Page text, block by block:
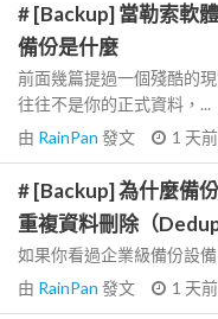
# [Backup] 當勒索軟
備份是什麼
前面幾篇提過一個殘酷的
往往不是你的正式資料，...
由 RainPan 發文 1 天前
# [Backup] 為什麼備
重複資料刪除（
如果你看過企業級備份設
由 RainPan 發文 1 天前